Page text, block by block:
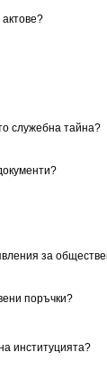
служебна тайна?
за
поръчки?
институцията?